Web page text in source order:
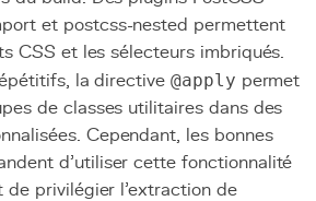
et postcss-nested permettent
CSS et les sélecteurs imbriqués.
la directive @apply permet
de classes utilitaires dans des
Cependant, les bonnes
d'utiliser cette fonctionnalité
de privilégier l'extraction de